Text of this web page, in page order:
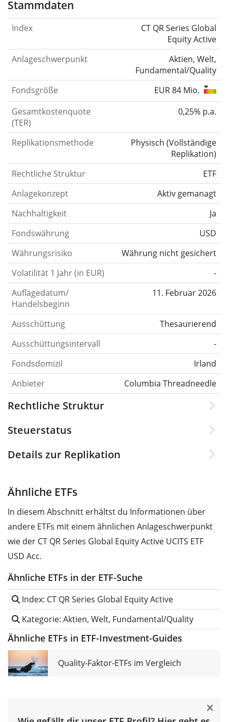
Stammdaten
Index
CT QR Series Global
Equity Active
Anlageschwerpunkt
Aktien, Welt,
Fundamental/Quality
Fondsgröße
EUR 84 Mio.
Gesamtkostenquote
(TER)
0,25% p.a.
Replikationsmethode Physisch (Vollständige
Replikation)
Rechtliche Struktur
ETF
Anlagekonzept
Aktiv gemanagt
Nachhaltigkeit
Ja
Fondswährung
USD
Währungsrisiko
Währung nicht gesichert
Volatilität 1 Jahr (in EUR)
-
Auflagedatum/
Handelsbeginn
11. Februar 2026
Ausschüttung
Thesaurierend
Ausschüttungsintervall
-
Fondsdomizil
Irland
Anbieter
Columbia Threadneedle
Rechtliche Struktur
Steuerstatus
Details zur Replikation
Ähnliche ETFs
In diesem Abschnitt erhältst du Informationen über
andere ETFs mit einem ähnlichen Anlageschwerpunkt
wie der CT QR Series Global Equity Active UCITS ETF
USD Acc.
Ähnliche ETFs in der ETF-Suche
Index: CT QR Series Global Equity Active
Kategorie: Aktien, Welt, Fundamental/Quality
Ähnliche ETFs in ETF-Investment-Guides
Quality-Faktor-ETFs im Vergleich